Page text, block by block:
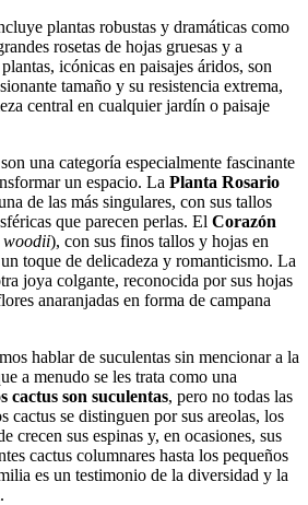
plantas robustas y dramáticas como
rosetas de hojas gruesas y a
icónicas en paisajes áridos, son
tamaño y su resistencia extrema,
central en cualquier jardín o paisaje
una categoría especialmente fascinante
un espacio. La Planta Rosario
de las más singulares, con sus tallos
que parecen perlas. El Corazón
woodii), con sus finos tallos y hojas en
toque de delicadeza y romanticismo. La
joya colgante, reconocida por sus hojas
anaranjadas en forma de campana
hablar de suculentas sin mencionar a la
a menudo se les trata como una
cactus son suculentas, pero no todas las
cactus se distinguen por sus areolas, los
crecen sus espinas y, en ocasiones, sus
cactus columnares hasta los pequeños
es un testimonio de la diversidad y la